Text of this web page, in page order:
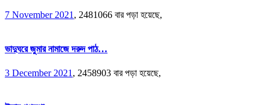
7 November 2021 , 2481066 বার পড়া হয়েছে,
ভাদুঘরে জুমার নামাজে দরুদ পাঠ…
3 December 2021 , 2458903 বার পড়া হয়েছে,